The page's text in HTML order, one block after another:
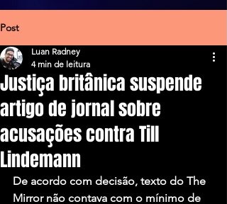
Post
Justiça britânica suspende
artigo de jornal sobre
acusações contra Till
Lindemann
Luan Radney
4 min de leitura
De acordo com decisão, texto do The
Mirror não contava com o mínimo de